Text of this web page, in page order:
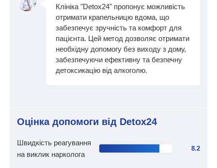
Клініка "Detox24" пропонує можливість
отримати крапельницю вдома, що
забезпечує зручність та комфорт для
пацієнта. Цей метод дозволяє отримати
необхідну допомогу без виходу з дому,
забезпечуючи ефективну та безпечну
детоксикацію від алкоголю.
Оцінка допомоги від Detox24
Швидкість реагування
на виклик нарколога
8.2